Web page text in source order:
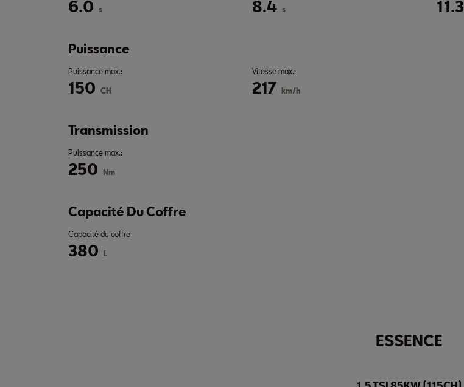
6.0 s 8.4 s 11.3
Puissance
Puissance max.:
150 CH
Vitesse max.:
217 km/h
Transmission
Puissance max.:
250 Nm
Capacité Du Coffre
Capacité du coffre
380 L
ESSENCE